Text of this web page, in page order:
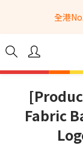
全港
全港
選購現貨產品全
於
全港
Fabric